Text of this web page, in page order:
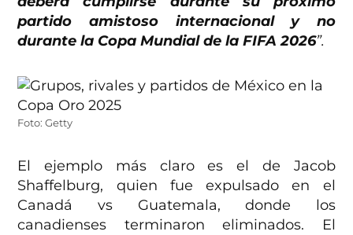
partido amistoso internacional y no
durante la Copa Mundial de la FIFA 2026”.
Foto: Getty
El ejemplo más claro es el de Jacob
Shaffelburg, quien fue expulsado en el
Canadá vs Guatemala, donde los
canadienses terminaron eliminados. El